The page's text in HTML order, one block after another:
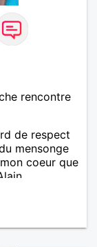
rencontre
de respect
mensonge
coeur que